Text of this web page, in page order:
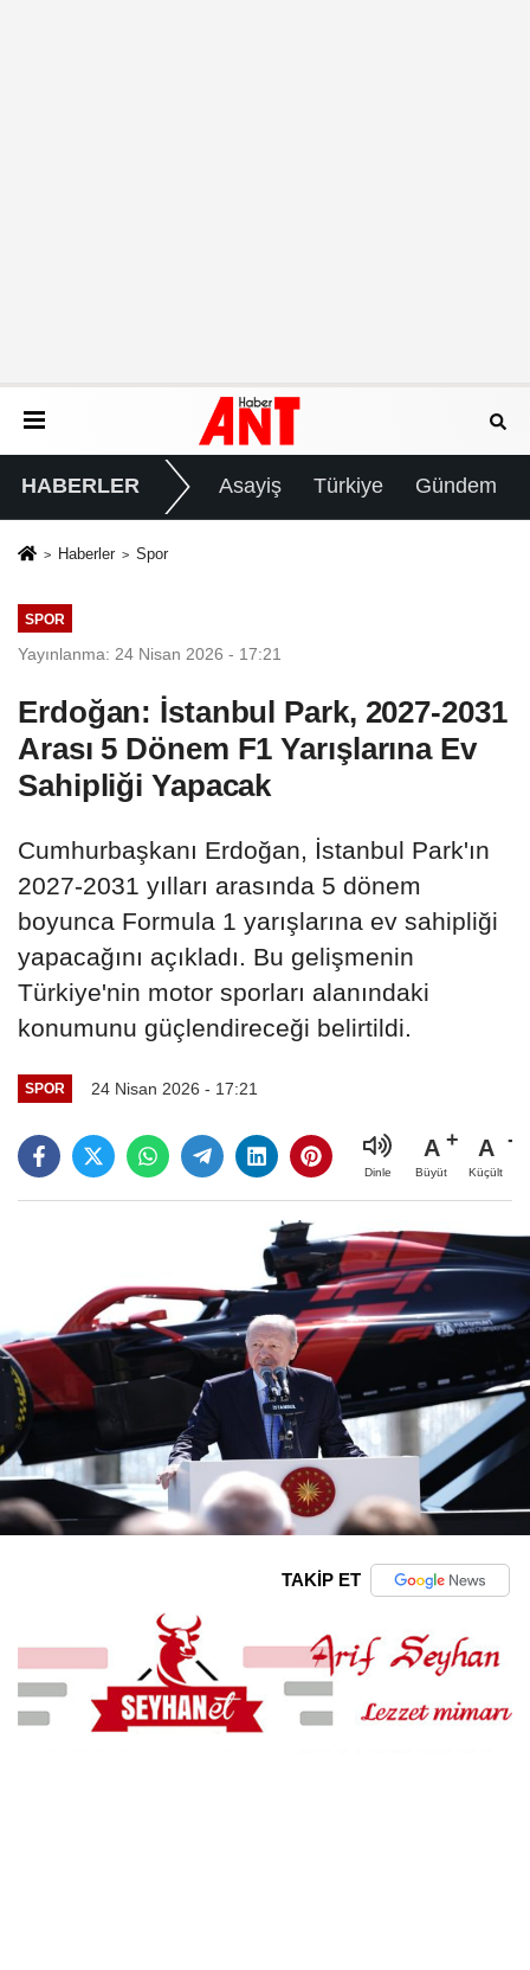
HABERLER Asayiş Türkiye Gündem
Haberler Spor
SPOR
Yayınlanma: 24 Nisan 2026 - 17:21
Erdoğan: İstanbul Park, 2027-2031
Arası 5 Dönem F1 Yarışlarına Ev
Sahipliği Yapacak
Cumhurbaşkanı Erdoğan, İstanbul Park'ın
2027-2031 yılları arasında 5 dönem
boyunca Formula 1 yarışlarına ev sahipliği
yapacağını açıkladı. Bu gelişmenin
Türkiye'nin motor sporları alanındaki
konumunu güçlendireceği belirtildi.
SPOR 24 Nisan 2026 - 17:21
Dinle
A
Büyüt
A
Küçült
TAKİP ET